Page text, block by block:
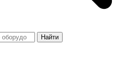
Найти